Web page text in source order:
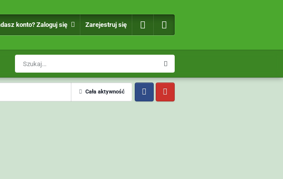
konto? Zaloguj się Zarejestruj się
Cała aktywność